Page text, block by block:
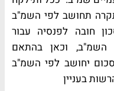
תחושב לפי השמ"ב
חובה לפנסיה עבור
השמ"ב, וכאן בהתאם
יחושב לפי השמ"ב
בעניין